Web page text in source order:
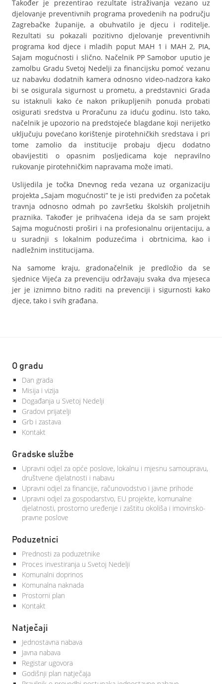
Također je prezentirao rezultate istraživanja vezano uz
djelovanje preventivnih programa provedenih na području
Zagrebačke županije, a obuhvatilo je djecu i roditelje.
Rezultati su pokazali pozitivno djelovanje preventivnih
programa kod djece i mladih poput MAH 1 i MAH 2, PIA,
Sajam mogućnosti i slično. Načelnik PP Samobor uputio je
zamolbu Gradu Svetoj Nedelji za financijsku pomoć vezanu
uz nabavku dodatnih kamera odnosno video-nadzora kako
bi se osigurala sigurnost u prometu, a predstavnici Grada
su istaknuli kako će nakon prikupljenih ponuda probati
osigurati sredstva u Proračunu za iduću godinu. Isto tako,
načelnik je upozorio na predstojeće blagdane koji nerijetko
uključuju povećano korištenje pirotehničkih sredstava i pri
tome zamolio da institucije probaju djecu dodatno
obavijestiti o opasnim posljedicama koje nepravilno
rukovanje pirotehničkim napravama može imati.
Uslijedila je točka Dnevnog reda vezana uz organizaciju
projekta „Sajam mogućnosti” te je isti predviđen za početak
travnja odnosno odmah po završetku školskih proljetnih
praznika. Također je prihvaćena ideja da se sam projekt
Sajma mogućnosti proširi i na profesionalnu orijentaciju, a
u suradnji s lokalnim poduzećima i obrtnicima, kao i
nadležnim institucijama.
Na samome kraju, gradonačelnik je predložio da se
sjednice Vijeća za prevenciju održavaju svaka dva mjeseca
jer je iznimno bitno raditi na prevenciji i sigurnosti kako
djece, tako i svih građana.
O gradu
Dan grada
Misija i vizija
Događanja u Svetoj Nedelji
Gradovi prijatelji
Grb i zastava
Kontakt
Gradske službe
Upravni odjel za opće poslove, lokalnu i mjesnu samoupravu,
društvene djelatnosti i nabavu
Upravni odjel za financije, računovodstvo i javne prihode
Upravni odjel za gospodarstvo, EU projekte, komunalne
djelatnosti, prostorno uređenje i zaštitu okoliša i imovinsko-
pravne poslove
Poduzetnici
Prednosti za poduzetnike
Proces investiranja u Svetoj Nedelji
Komunalni doprinos
Komunalna naknada
Prostorni plan
Kontakt
Natječaji
Jednostavna nabava
Javna nabava
Registar ugovora
Godišnji plan natječaja